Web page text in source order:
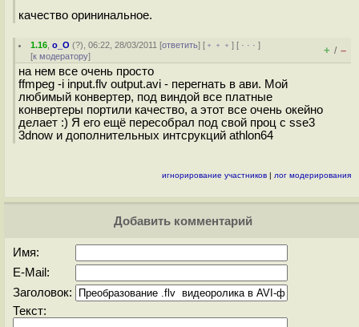
качество орининальное.
1.16 ,o_O (?), 06:22, 28/03/2011 [ответить] [ ﹢﹢﹢] [ · · ·]
[к модератору] + / –
на нем все очень просто
ffmpeg -i input.flv output.avi - перегнать в ави. Мой
любимый конвертер, под виндой все платные
конвертеры портили качество, а этот все очень окейно
делает :) Я его ещё пересобрал под свой проц с sse3
3dnow и дополнительных интсрукций athlon64
игнорирование участников | лог модерирования
Добавить комментарий
Имя:
E-Mail:
Заголовок:
Текст: